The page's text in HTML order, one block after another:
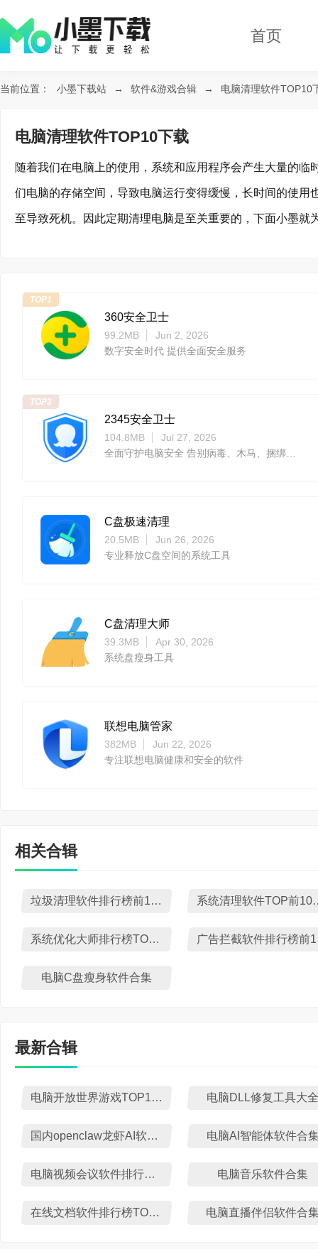
首页
当前位置： 小墨下载站 → 软件&游戏合辑 → 电脑清理软件TOP10
电脑清理软件TOP10下载
随着我们在电脑上的使用，系统和应用程序会产生大量的
们电脑的存储空间，导致电脑运行变得缓慢，长时间的使
至导致死机。因此定期清理电脑是至关重要的，下面小墨
360安全卫士
99.2MB
Jun 2, 2026
数字安全时代 提供全面安全服务
TOP1
2345安全卫士
104.8MB
Jul 27, 2026
TOP3
C盘极速清理
20.5MB
Jun 26, 2026
专业释放C盘空间的系统工具
C盘清理大师
39.3MB
Apr 30, 2026
系统盘瘦身工具
联想电脑管家
382MB
Jun 22, 2026
专注联想电脑健康和安全的软件
相关合辑
垃圾清理软件排行榜前10名下载 系统清
系统优化大师排行榜TOP10下载
电脑C盘瘦身软件合集
最新合辑
电脑开放世界游戏TOP10排行榜 电脑DLL修复工具大全
国内openclaw龙虾AI软件盘点 电脑AI智能体软件合
电脑视频会议软件排行榜TOP10 电脑音乐软件合集
在线文档软件排行榜TOP10下载 电脑直播伴侣软件合